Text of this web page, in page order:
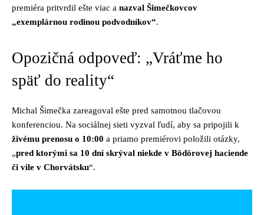
premiéra pritvrdil ešte viac a nazval Šimečkovcov
„exemplárnou rodinou podvodníkov“.
Opozičná odpoveď: „Vráťme ho
späť do reality“
Michal Šimečka zareagoval ešte pred samotnou tlačovou
konferenciou. Na sociálnej sieti vyzval ľudí, aby sa pripojili k
živému prenosu o 10:00 a priamo premiérovi položili otázky,
„pred ktorými sa 10 dní skrýval niekde v Bödörovej haciende
či vile v Chorvátsku“.